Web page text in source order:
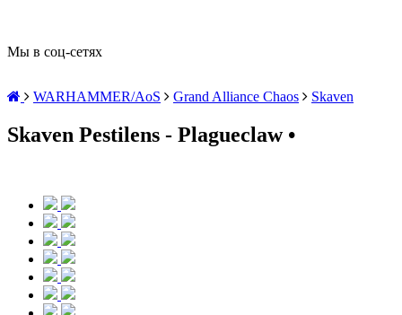
Мы в соц-сетях
WARHAMMER/AoS Grand Alliance Chaos Skaven
Skaven Pestilens - Plagueclaw •